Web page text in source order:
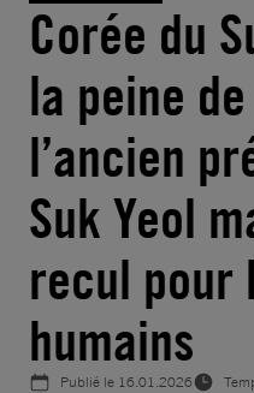
Corée du
la peine
l’ancien
Suk Yeol
recul pour
humains
Publié le 16.01.2026